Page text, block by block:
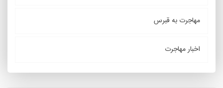
مهاجرت به قبرس
اخبار مهاجرت